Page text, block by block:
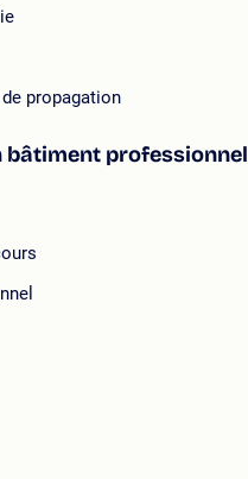
propagation
bâtiment professionnel